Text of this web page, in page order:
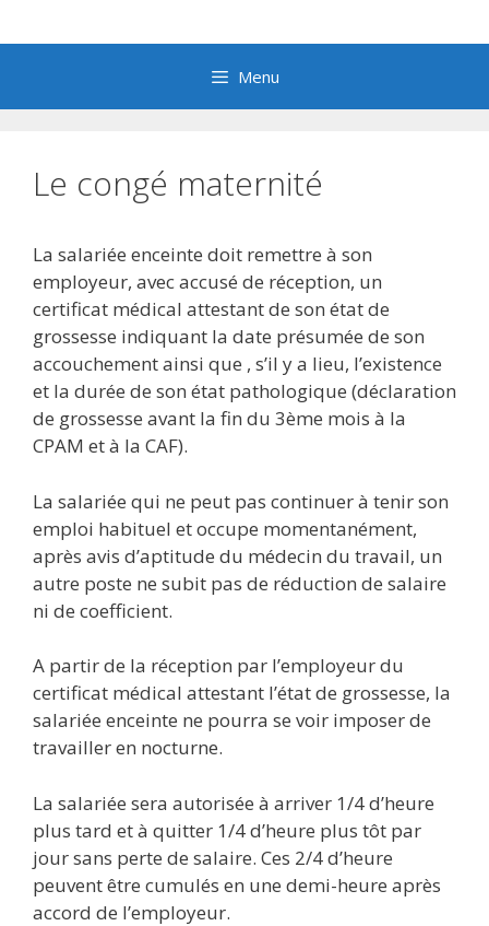
au
Menu
Le congé maternité
La salariée enceinte doit remettre à son
employeur, avec accusé de réception, un
certificat médical attestant de son état de
grossesse indiquant la date présumée de son
accouchement ainsi que , s’il y a lieu, l’existence
et la durée de son état pathologique (déclaration
de grossesse avant la fin du 3ème mois à la
CPAM et à la CAF).
La salariée qui ne peut pas continuer à tenir son
emploi habituel et occupe momentanément,
après avis d’aptitude du médecin du travail, un
autre poste ne subit pas de réduction de salaire
ni de coefficient.
A partir de la réception par l’employeur du
certificat médical attestant l’état de grossesse, la
salariée enceinte ne pourra se voir imposer de
travailler en nocturne.
La salariée sera autorisée à arriver 1/4 d’heure
plus tard et à quitter 1/4 d’heure plus tôt par
jour sans perte de salaire. Ces 2/4 d’heure
peuvent être cumulés en une demi-heure après
accord de l’employeur.